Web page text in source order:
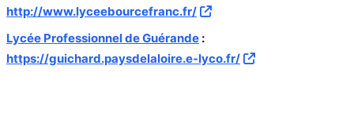
http://www.lyceebourcefranc.fr/
Lycée Professionnel de Guérande :
https://guichard.paysdelaloire.e-lyco.fr/